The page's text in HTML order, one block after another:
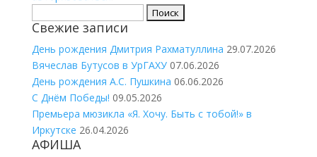
Свежие записи
День рождения Дмитрия Рахматуллина 29.07.2026
Вячеслав Бутусов в УрГАХУ 07.06.2026
День рождения А.С. Пушкина 06.06.2026
С Днём Победы! 09.05.2026
Премьера мюзикла «Я. Хочу. Быть с тобой!» в
Иркутске 26.04.2026
АФИША